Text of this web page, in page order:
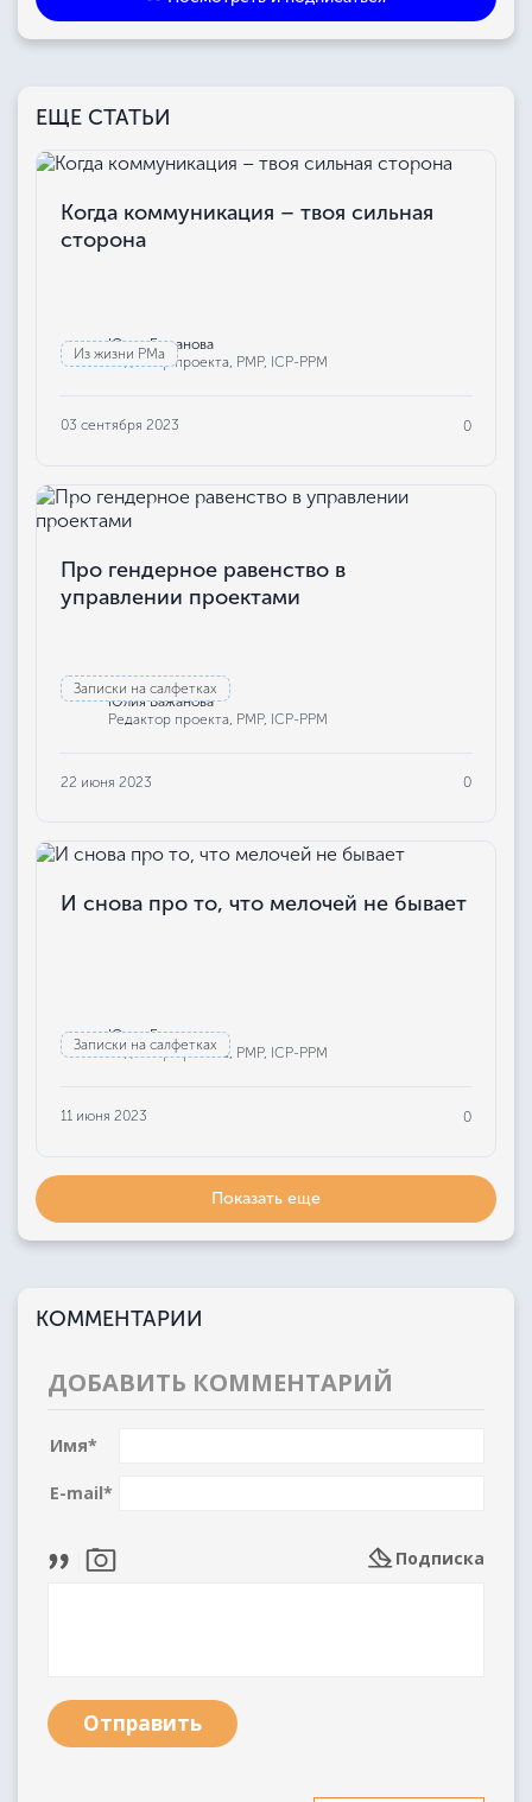
ЕЩЕ СТАТЬИ
Из жизни РМа
Когда коммуникация – твоя сильная
сторона
Юлия Бажанова
Редактор проекта, РМР, ICP-PPM
03 сентября 2023 0
Записки на салфетках
Про гендерное равенство в
управлении проектами
Юлия Бажанова
Редактор проекта, РМР, ICP-PPM
22 июня 2023 0
Записки на салфетках
И снова про то, что мелочей не бывает
Юлия Бажанова
Редактор проекта, РМР, ICP-PPM
11 июня 2023 0
Показать еще
КОММЕНТАРИИ
ДОБАВИТЬ КОММЕНТАРИЙ
Имя*
E-mail*
Подписка
Отправить